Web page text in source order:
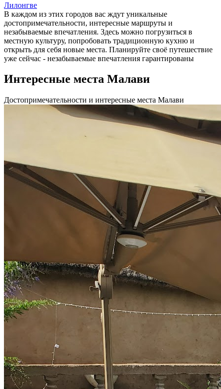
Лилонгве
В каждом из этих городов вас ждут уникальные
достопримечательности, интересные маршруты и
незабываемые впечатления. Здесь можно погрузиться в
местную культуру, попробовать традиционную кухню и
открыть для себя новые места. Планируйте своё путешествие
уже сейчас - незабываемые впечатления гарантированы
Интересные места Малави
Достопримечательности и интересные места Малави